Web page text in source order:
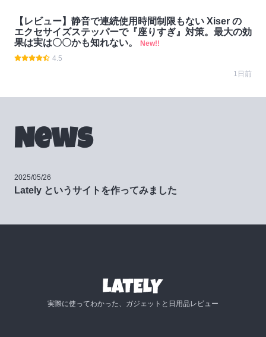
【レビュー】静音で連続使用時間制限もない Xiser の
エクセサイズステッパーで『座りすぎ』対策。最大の効
果は実は〇〇かも知れない。
New!!
4.5
1日前
News
2025/05/26
Lately というサイトを作ってみました
実際に使ってわかった、ガジェットと日用品レビュー